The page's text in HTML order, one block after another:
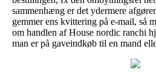
sammenhæng er det ydermere
gemmer ens kvittering på e-mail, så
om handlen af House nordic ranchi
man er på gaveindkøb til en mand